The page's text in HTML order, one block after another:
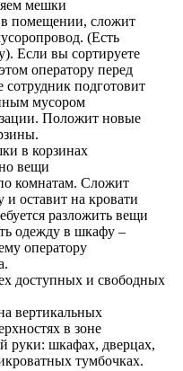
мешки
помещении, сложит
(Есть
Если вы сортируете
оператору перед
сотрудник подготовит
мусором
Положит новые
в корзинах
вещи
комнатам. Сложит
и оставит на кровати
разложить вещи
одежду в шкафу –
оператору
доступных и свободных
вертикальных
в зоне
руки: шкафах, дверцах,
тумбочках.